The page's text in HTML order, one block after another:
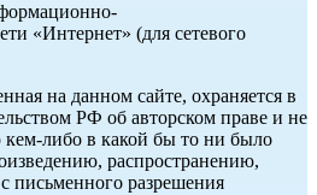
«Интернет» (для сетевого
на данном сайте, охраняется в
РФ об авторском праве и не
либо в какой бы то ни было
распространению,
письменного разрешения